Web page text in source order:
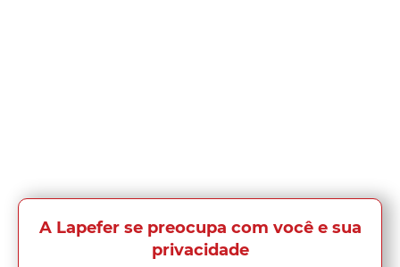
A Lapefer se preocupa com você e sua
privacidade